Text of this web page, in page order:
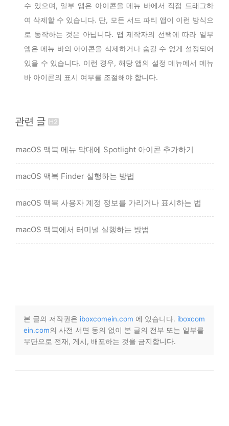
수 있으며, 일부 앱은 아이콘을 메뉴 바에서 직접 드래그하
여 삭제할 수 있습니다. 단, 모든 서드 파티 앱이 이런 방식으
로 동작하는 것은 아닙니다. 앱 제작자의 선택에 따라 일부
앱은 메뉴 바의 아이콘을 삭제하거나 숨길 수 없게 설정되어
있을 수 있습니다. 이런 경우, 해당 앱의 설정 메뉴에서 메뉴
바 아이콘의 표시 여부를 조절해야 합니다.
관련 글
macOS 맥북 메뉴 막대에 Spotlight 아이콘 추가하기
macOS 맥북 Finder 실행하는 방법
macOS 맥북 사용자 계정 정보를 가리거나 표시하는 법
macOS 맥북에서 터미널 실행하는 방법
본 글의 저작권은 iboxcomein.com 에 있습니다. iboxcom
ein.com의 사전 서면 동의 없이 본 글의 전부 또는 일부를
무단으로 전재, 게시, 배포하는 것을 금지합니다.